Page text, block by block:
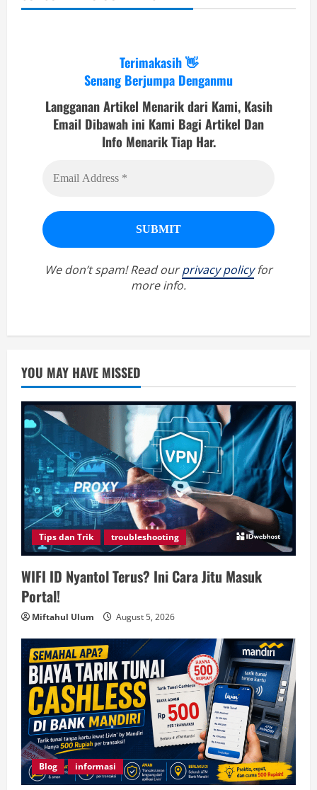
Terimakasih 👋
Senang Berjumpa Denganmu
Langganan Artikel Menarik dari Kami, Kasih
Email Dibawah ini Kami Bagi Artikel Dan
Info Menarik Tiap Har.
We don’t spam! Read ourprivacy policyfor
more info.
YOU MAY HAVE MISSED
Tips dan Trik troubleshooting
WIFI ID Nyantol Terus? Ini Cara Jitu Masuk
Portal!
Miftahul Ulum August 5, 2026
Blog informasi